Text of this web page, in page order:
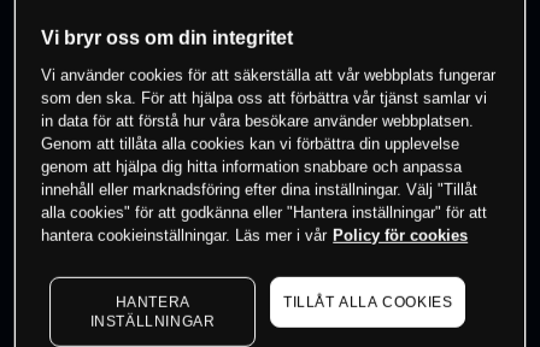
0% av kunderna har en position i detta
instrument
Börja handla
Vi bryr oss om din integritet
Vi använder cookies för att säkerställa att vår webbplats fungerar
som den ska. För att hjälpa oss att förbättra vår tjänst samlar vi
in data för att förstå hur våra besökare använder webbplatsen.
Genom att tillåta alla cookies kan vi förbättra din upplevelse
genom att hjälpa dig hitta information snabbare och anpassa
innehåll eller marknadsföring efter dina inställningar. Välj "Tillåt
alla cookies" för att godkänna eller "Hantera inställningar" för att
hantera cookieinställningar. Läs mer i vår Policy för cookies
HANTERA
INSTÄLLNINGAR
TILLÅT ALLA COOKIES